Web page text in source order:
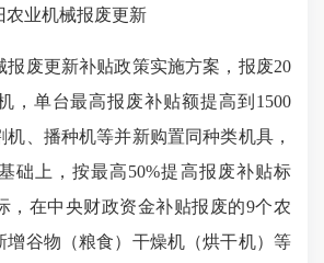
业机械报废更新
废更新补贴政策实施方案，报废20
，单台最高报废补贴额提高到1500
机、播种机等并新购置同种类机具，
础上，按最高50%提高报废补贴标
，在中央财政资金补贴报废的9个农
增谷物（粮食）干燥机（烘干机）等